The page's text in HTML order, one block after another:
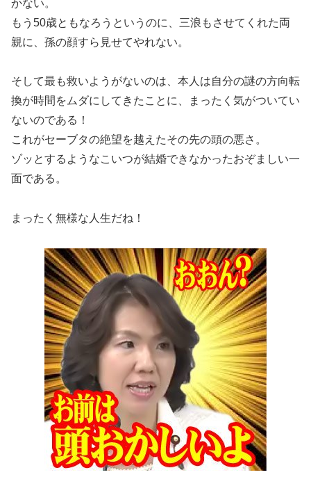
かない。
もう50歳ともなろうというのに、三浪もさせてくれた両
親に、孫の顔すら見せてやれない。
そして最も救いようがないのは、本人は自分の謎の方向転
換が時間をムダにしてきたことに、まったく気がついてい
ないのである！
これがセーブタの絶望を越えたその先の頭の悪さ。
ゾッとするようなこいつが結婚できなかったおぞましい一
面である。
まったく無様な人生だね！